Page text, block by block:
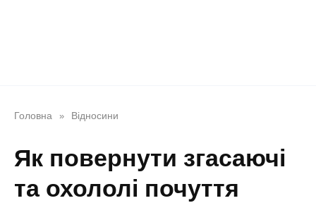
Головна » Відносини
Як повернути згасаючі
та охололі почуття